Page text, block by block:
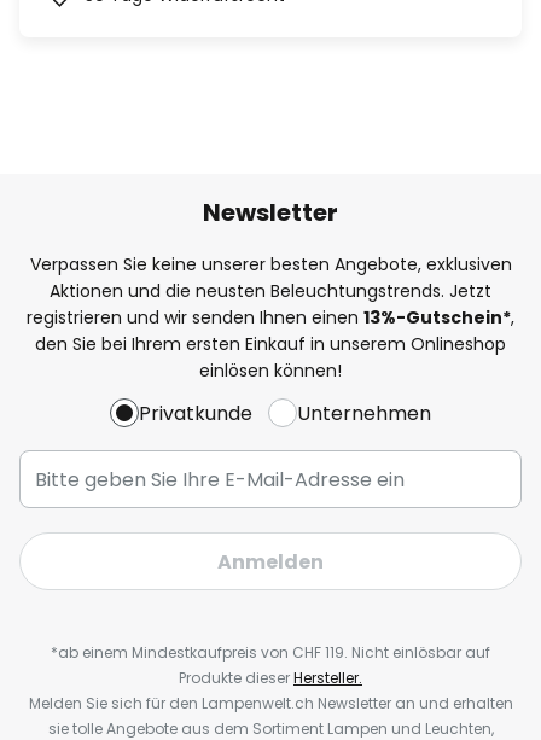
Newsletter
Verpassen Sie keine unserer besten Angebote, exklusiven
Aktionen und die neusten Beleuchtungstrends. Jetzt
registrieren und wir senden Ihnen einen 13%-Gutschein*,
den Sie bei Ihrem ersten Einkauf in unserem Onlineshop
einlösen können!
Privatkunde Unternehmen
Anmelden
*ab einem Mindestkaufpreis von CHF 119. Nicht einlösbar auf
Produkte dieserHersteller.
Melden Sie sich für den Lampenwelt.ch Newsletter an und erhalten
sie tolle Angebote aus dem Sortiment Lampen und Leuchten,